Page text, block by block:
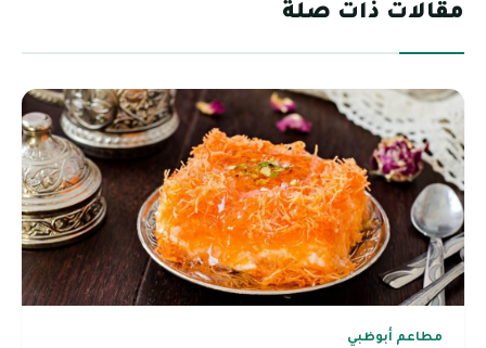
مقالات ذات صلة
مطاعم أبوظبي